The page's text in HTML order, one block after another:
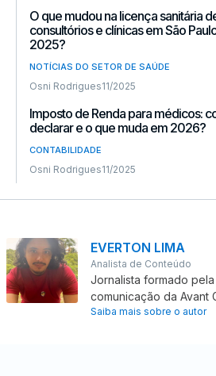
O que mudou na licença sanitária
consultórios e clínicas em São
2025?
NOTÍCIAS DO SETOR DE SAÚDE
Osni Rodrigues11/2025
Imposto de Renda para médicos:
declarar e o que muda em 2026?
CONTABILIDADE
Osni Rodrigues11/2025
EVERTON LIMA
Analista de Conteúdo
Jornalista formado
comunicação da Avant
Saiba mais sobre o autor